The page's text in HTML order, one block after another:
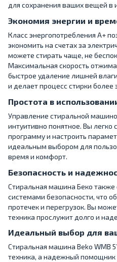
для сохранения ваших вещей в
Экономия энергии и
Класс энергопотребления A+
экономить на счетах за
можете стирать чаще, не
Максимальная скорость
быстрое удаление лишней
и делает процесс стирки
Простота в
Управление стиральной
интуитивно понятное. Вы
программу и настроить
идеальным выбором для
время и комфорт.
Безопасность и
Стиральная машина Беко
системами безопасности, что
протечек и перегрузок. Вы
техника прослужит долго и
Идеальный выбор для
Стиральная машина Beko WMB
техника, а надежный